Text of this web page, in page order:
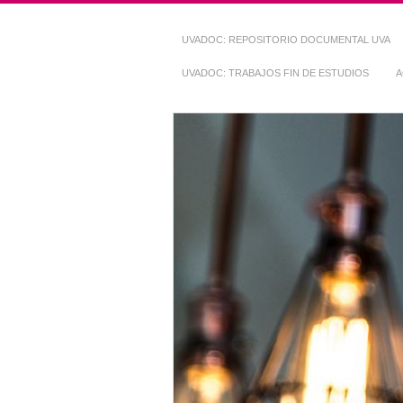
UVADOC: REPOSITORIO DOCUMENTAL UVA
UVADOC: TRABAJOS FIN DE ESTUDIOS
Repositorio
~ UVaDOC